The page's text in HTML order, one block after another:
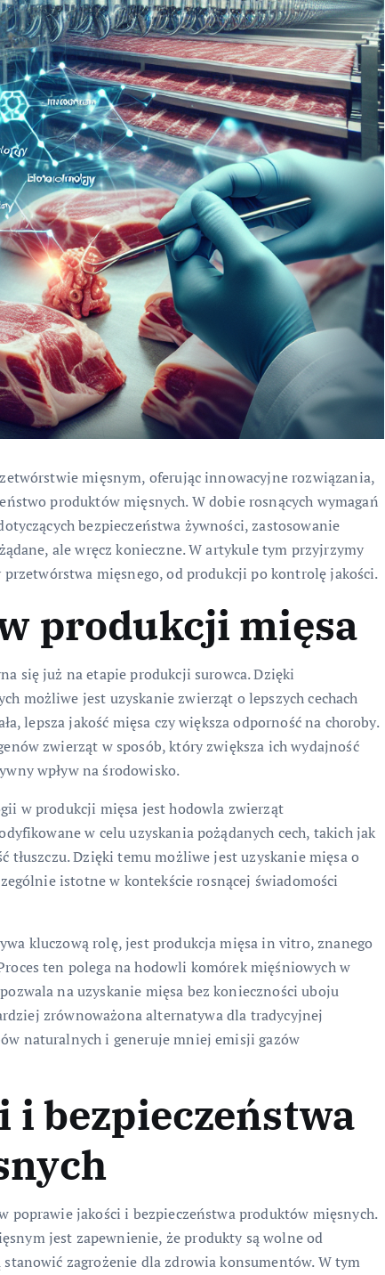
mięsnym, oferując innowacyjne rozwiązania,
produktów mięsnych. W dobie rosnących wymagań
bezpieczeństwa żywności, zastosowanie
ale wręcz konieczne. W artykule tym przyjrzymy
mięsnego, od produkcji po kontrolę jakości.
produkcji mięsa
się już na etapie produkcji surowca. Dzięki
możliwe jest uzyskanie zwierząt o lepszych cechach
lepsza jakość mięsa czy większa odporność na choroby.
zwierząt w sposób, który zwiększa ich wydajność
wpływ na środowisko.
w produkcji mięsa jest hodowla zwierząt
w celu uzyskania pożądanych cech, takich jak
tłuszczu. Dzięki temu możliwe jest uzyskanie mięsa o
istotne w kontekście rosnącej świadomości
kluczową rolę, jest produkcja mięsa in vitro, znanego
ten polega na hodowli komórek mięśniowych w
na uzyskanie mięsa bez konieczności uboju
zrównoważona alternatywa dla tradycyjnej
naturalnych i generuje mniej emisji gazów
i bezpieczeństwa
poprawie jakości i bezpieczeństwa produktów mięsnych.
jest zapewnienie, że produkty są wolne od
zagrożenie dla zdrowia konsumentów. W tym